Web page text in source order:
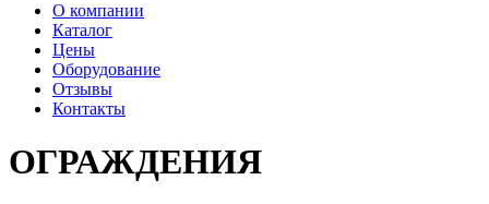
О компании
Каталог
Цены
Оборудование
Отзывы
Контакты
ОГРАЖДЕНИЯ